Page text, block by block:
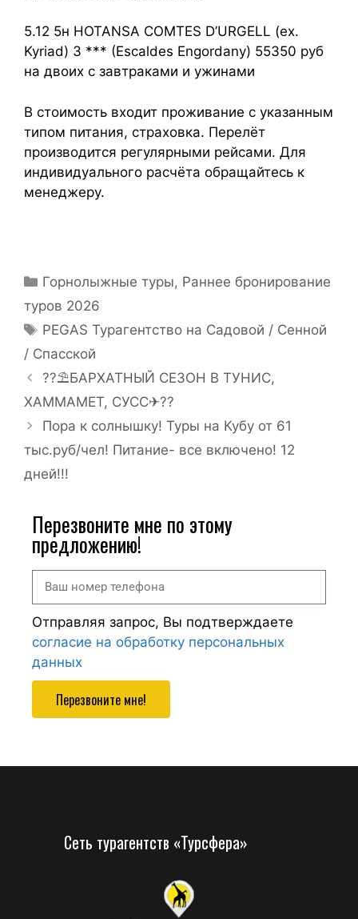
5.12 5н HOTANSA COMTES D’URGELL (ex.
Kyriad) 3 *** (Escaldes Engordany) 55350 руб
на двоих с завтраками и ужинами
В стоимость входит проживание с указанным
типом питания, страховка. Перелёт
производится регулярными рейсами. Для
индивидуального расчёта обращайтесь к
менеджеру.
Горнолыжные туры, Раннее бронирование
туров 2026
PEGAS Турагентство на Садовой / Сенной
/ Спасской
??⛱БАРХАТНЫЙ СЕЗОН В ТУНИС,
ХАММАМЕТ, СУСС✈??
Пора к солнышку! Туры на Кубу от 61
тыс.руб/чел! Питание- все включено! 12
дней!!!
Перезвоните мне по этому
предложению!
Отправляя запрос, Вы подтверждаете
согласие на обработку персональных
данных
Перезвоните мне!
Сеть турагентств «Турсфера»